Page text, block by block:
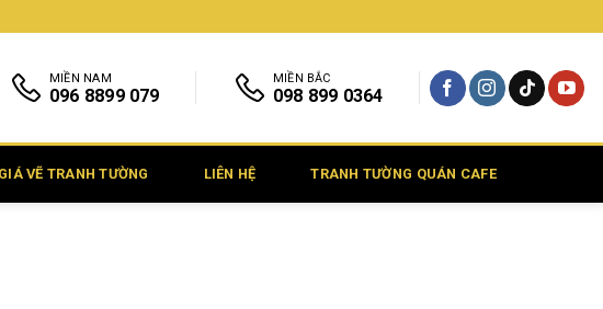
MIỀN NAM
096 8899 079
MIỀN BẮC
098 899 0364
GIÁ VẼ TRANH TƯỜNG LIÊN HỆ TRANH TƯỜNG QUÁN CAFE